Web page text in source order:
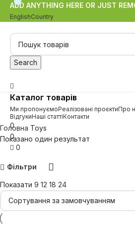
ADD ANYTHING HERE OR JUST
EnglishCountry
Search
Каталог товарів
Ми пропонуємоРеалізовані проєктиПро
ВідгукиНаші статтіКонтакти
0
0
0
Головна Toys
Показано один результат
Фільтри
Показати 9 12 18 24